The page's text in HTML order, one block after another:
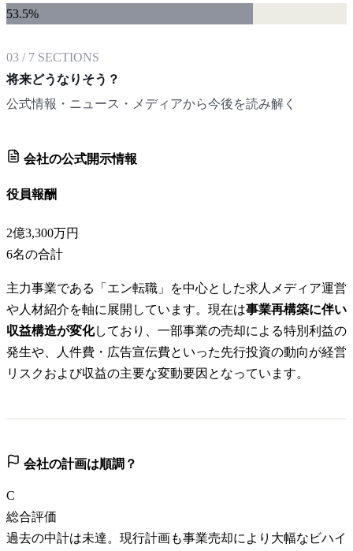
53.5%
03 / 7 SECTIONS
将来どうなりそう？
公式情報・ニュース・メディアから今後を読み解く
会社の公式開示情報
役員報酬
2億3,300万円
6名の合計
主力事業である「エン転職」を中心とした求人メディア運営
や人材紹介を軸に展開しています。現在は事業再構築に伴い
収益構造が変化しており、一部事業の売却による特別利益の
発生や、人件費・広告宣伝費といった先行投資の動向が経営
リスクおよび収益の主要な変動要因となっています。
会社の計画は順調？
C
総合評価
過去の中計は未達。現行計画も事業売却により大幅なビハイ